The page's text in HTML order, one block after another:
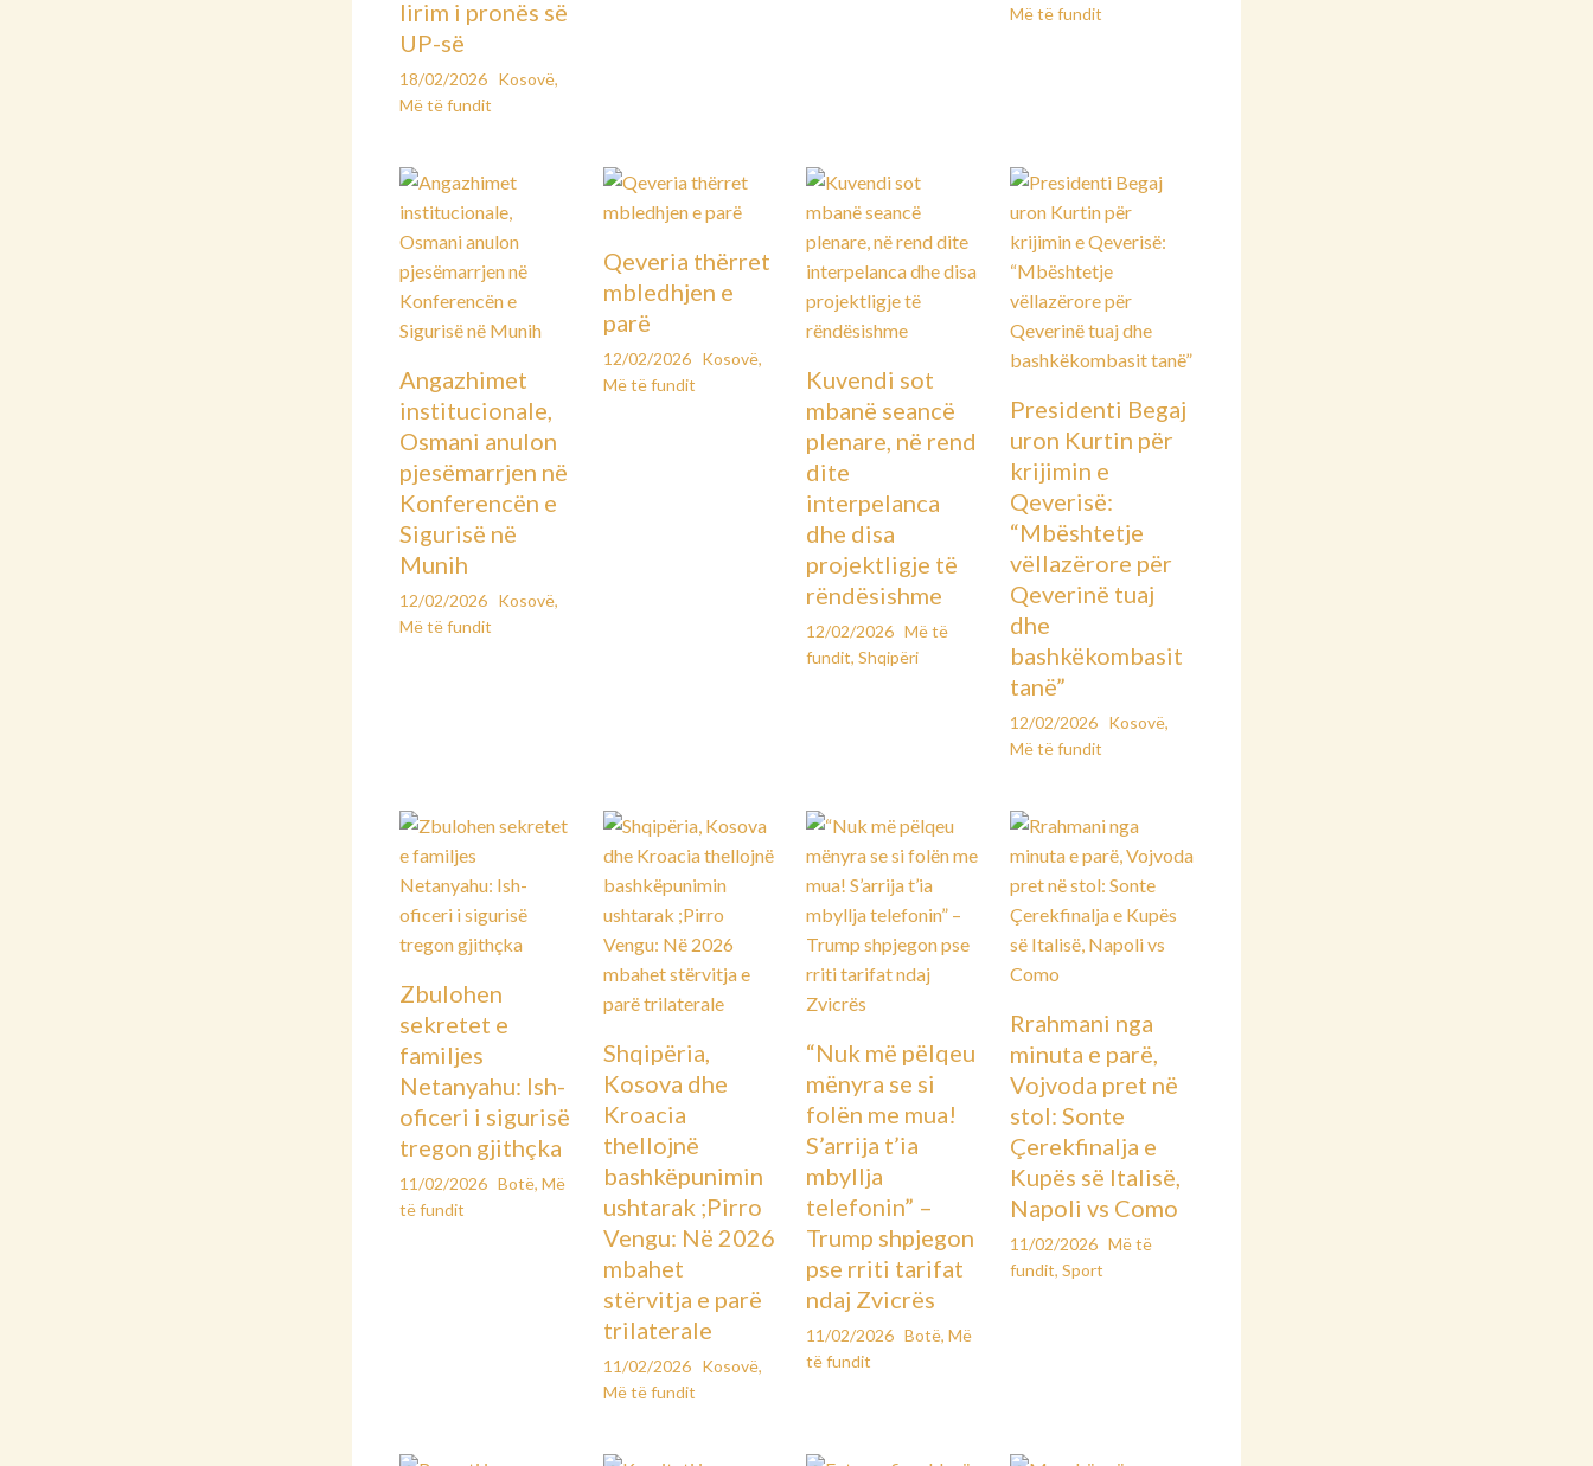
lirim i pronës së
UP-së
18/02/2026 Kosovë,
Më të fundit
Më të fundit
Angazhimet
institucionale,
Osmani anulon
pjesëmarrjen në
Konferencën e
Sigurisë në
Munih
12/02/2026 Kosovë,
Më të fundit
Qeveria thërret
mbledhjen e
parë
12/02/2026 Kosovë,
Më të fundit
Kuvendi sot
mbanë seancë
plenare, në rend
dite
interpelanca
dhe disa
projektligje të
rëndësishme
12/02/2026 Më të
fundit,Shqipëri
Presidenti Begaj
uron Kurtin për
krijimin e
Qeverisë:
“Mbështetje
vëllazërore për
Qeverinë tuaj
dhe
bashkëkombasit
tanë”
12/02/2026 Kosovë,
Më të fundit
Zbulohen
sekretet e
familjes
Netanyahu: Ish-
oficeri i sigurisë
tregon gjithçka
11/02/2026 Botë, Më
të fundit
Shqipëria,
Kosova dhe
Kroacia
thellojnë
bashkëpunimin
ushtarak ;Pirro
Vengu: Në 2026
mbahet
stërvitja e parë
trilaterale
11/02/2026 Kosovë,
Më të fundit
“Nuk më pëlqeu
mënyra se si
folën me mua!
S’arrija t’ia
mbyllja
telefonin” –
Trump shpjegon
pse rriti tarifat
ndaj Zvicrës
11/02/2026 Botë,Më
të fundit
Rrahmani nga
minuta e parë,
Vojvoda pret në
stol: Sonte
Çerekfinalja e
Kupës së Italisë,
Napoli vs Como
11/02/2026 Më të
fundit, Sport